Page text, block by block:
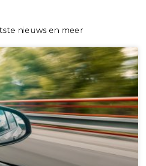
nieuws en meer